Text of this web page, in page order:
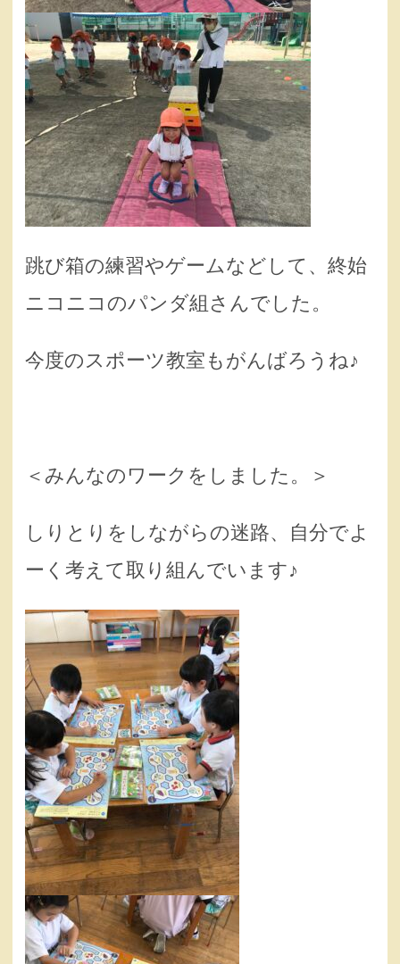
跳び箱の練習やゲームなどして、終始
ニコニコのパンダ組さんでした。
今度のスポーツ教室もがんばろうね♪
＜みんなのワークをしました。＞
しりとりをしながらの迷路、自分でよ
ーく考えて取り組んでいます♪